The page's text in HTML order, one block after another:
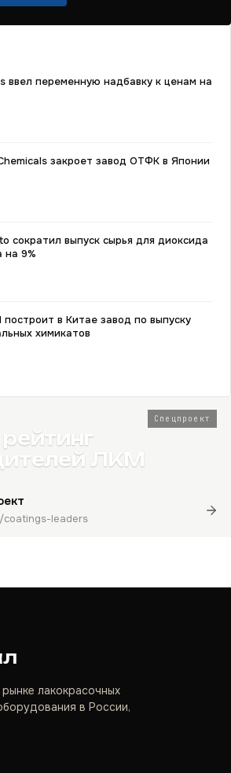
ввел переменную надбавку к ценам на
закроет завод ОТФК в Японии
сократил выпуск сырья для диоксида
на 9%
построит в Китае завод по выпуску
химикатов
Спецпроект
ЛКМ
coatings-leaders
лакокрасочных
в России,